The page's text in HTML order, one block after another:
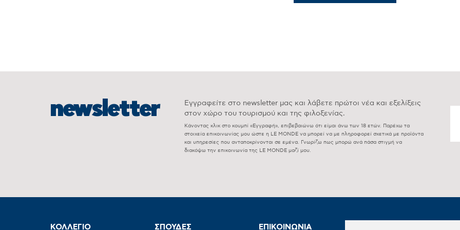
newsletter
Εγγραφείτε στο newsletter μας και λάβετε πρώτοι νέα και εξελίξεις
στον χώρο του τουρισμού και της φιλοξενίας.
Κάνοντας κλικ στο κουμπί «Εγγραφή», επιβεβαιώνω ότι είμαι άνω των 18 ετών. Παρέχω τα
στοιχεία επικοινωνίας μου ώστε η LE MONDE να μπορεί να με πληροφορεί σχετικά με προϊόντα
και υπηρεσίες που ανταποκρίνονται σε εμένα. Γνωρίζω πως μπορώ ανά πάσα στιγμή να
διακόψω την επικοινωνία της LE MONDE μαζί μου.
ΚΟΛΛΕΓΙΟ ΣΠΟΥΔΕΣ ΕΠΙΚΟΙΝΩΝΙΑ